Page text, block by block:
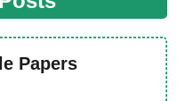
Papers